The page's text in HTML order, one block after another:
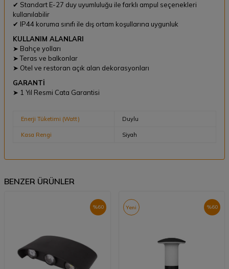
✔ Standart E-27 duy uyumluluğu ile farklı ampul seçenekleri
kullanılabilir
✔ IP44 koruma sınıfı ile dış ortam koşullarına uygunluk
KULLANIM ALANLARI
➤ Bahçe yolları
➤ Teras ve balkonlar
➤ Otel ve restoran açık alan dekorasyonları
GARANTİ
➤ 1 Yıl Resmi Cata Garantisi
Enerji Tüketimi (Watt) Duylu
Kasa Rengi Siyah
BENZER ÜRÜNLER
%60 %60
Yeni